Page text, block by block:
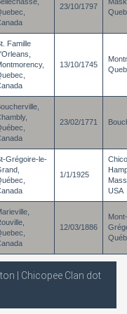
23/10/1797
Famille
13/10/1745
23/02/1771
Grégoire-le-
1/1/1925
USA
12/03/1886
| Chicopee Clan dot